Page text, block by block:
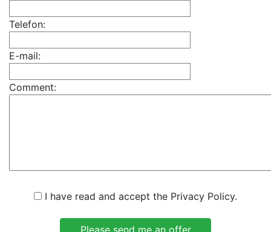
Telefon:
E-mail:
Comment:
I have read and accept the Privacy Policy.